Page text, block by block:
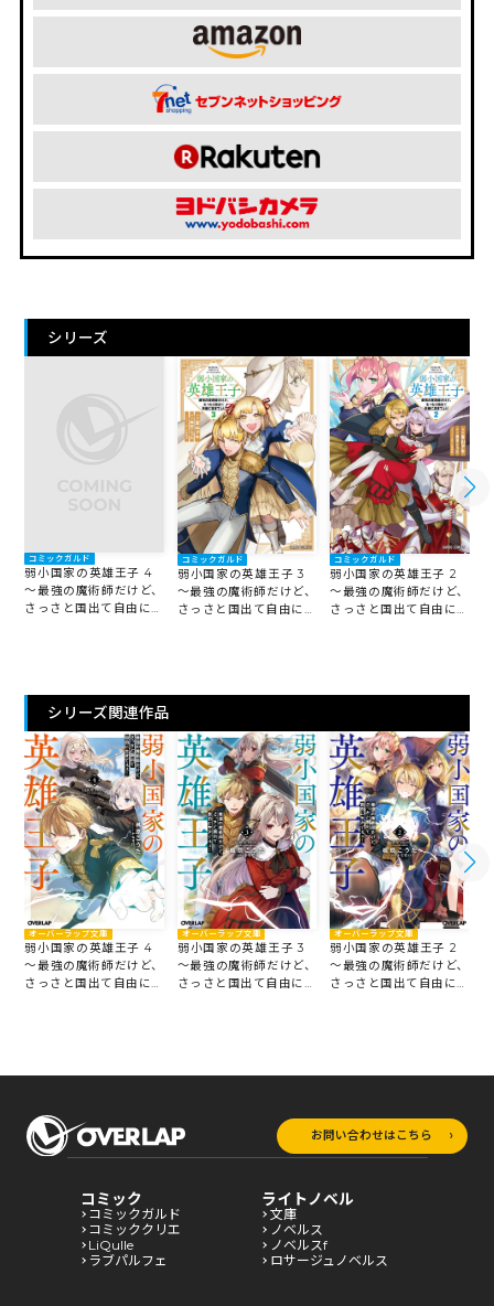
シリーズ
コミックガルド
弱小国家の英雄王子 4
～最強の魔術師だけど、
さっさと国出て自由に生
コミックガルド
弱小国家の英雄王子 3
～最強の魔術師だけど、
さっさと国出て自由に生
コミックガルド
弱小国家の英雄王子 2
～最強の魔術師だけど、
さっさと国出て自由に生
シリーズ関連作品
オーバーラップ文庫
弱小国家の英雄王子 4
～最強の魔術師だけど、
さっさと国出て自由に生
オーバーラップ文庫
弱小国家の英雄王子 3
～最強の魔術師だけど、
さっさと国出て自由に生
オーバーラップ文庫
弱小国家の英雄王子 2
～最強の魔術師だけど、
さっさと国出て自由に生
お問い合わせはこちら
コミック
コミックガルド
コミッククリエ
LiQulle
ラブパルフェ
ライトノベル
文庫
ノベルス
ノベルスf
ロサージュノベルス